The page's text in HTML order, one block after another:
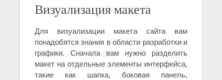
Визуализация макета
Для визуализации макета сайта вам
понадобятся знания в области разработки и
графики. Сначала вам нужно разделить
макет на отдельные элементы интерфейса,
такие как шапка, боковая панель,